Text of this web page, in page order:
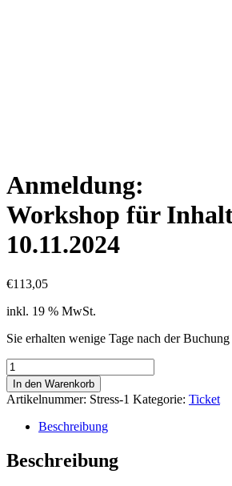
Anmeldung:
Workshop für
10.11.2024
€113,05
inkl. 19 % MwSt.
Sie erhalten wenige Tage nach der
Anmeldung:
Workshop
für
Inhaltsstoffe-
Wissen
Produktkenntnisse
–
In den Warenkorb
Artikelnummer: Stress-1 Kategorie: Ticket
Beschreibung
Beschreibung